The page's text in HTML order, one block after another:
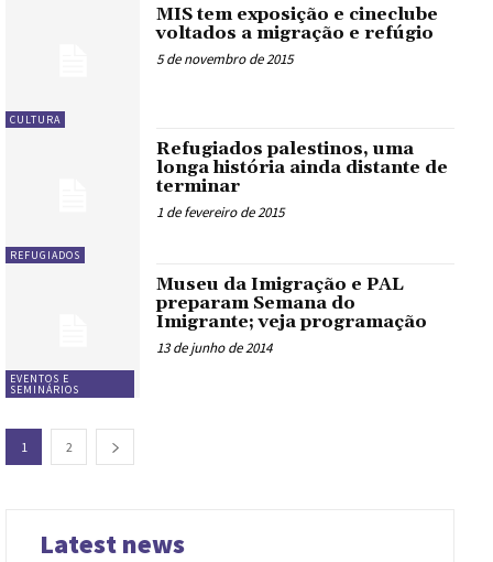
CULTURA
MIS tem exposição e cineclube
voltados a migração e refúgio
5 de novembro de 2015
REFUGIADOS
Refugiados palestinos, uma
longa história ainda distante de
terminar
1 de fevereiro de 2015
EVENTOS E
SEMINÁRIOS
Museu da Imigração e PAL
preparam Semana do
Imigrante; veja programação
13 de junho de 2014
1 2
Latest news